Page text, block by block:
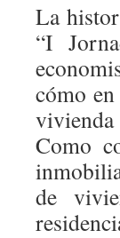
La
“I
cómo
vivienda
Como
de